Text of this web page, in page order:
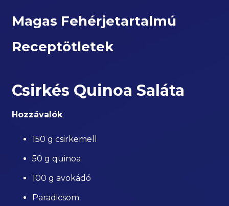
Magas Fehérjetartalmú
Receptötletek
Csirkés Quinoa Saláta
Hozzávalók
150 g csirkemell
50 g quinoa
100 g avokádó
Paradicsom